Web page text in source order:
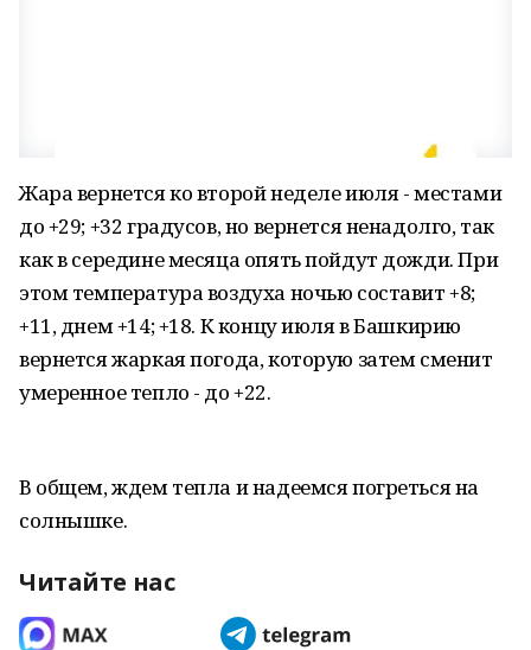
Жара вернется ко второй неделе июля - местами
до +29; +32 градусов, но вернется ненадолго, так
как в середине месяца опять пойдут дожди. При
этом температура воздуха ночью составит +8;
+11, днем +14; +18. К концу июля в Башкирию
вернется жаркая погода, которую затем сменит
умеренное тепло - до +22.
В общем, ждем тепла и надеемся погреться на
солнышке.
Читайте нас